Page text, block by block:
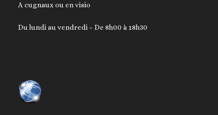
A cugnaux ou en visio
Du lundi au vendredi – De 8h00 à 18h30